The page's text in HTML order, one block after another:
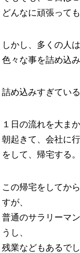
どんなに頑張って
しかし、多くの人
色々な事を詰め込
詰め込みすぎてい
１日の流れを大ま
朝起きて、会社に
をして、帰宅する。
この帰宅をしてか
すが、
普通のサラリーマ
うし、
残業などもあるでし